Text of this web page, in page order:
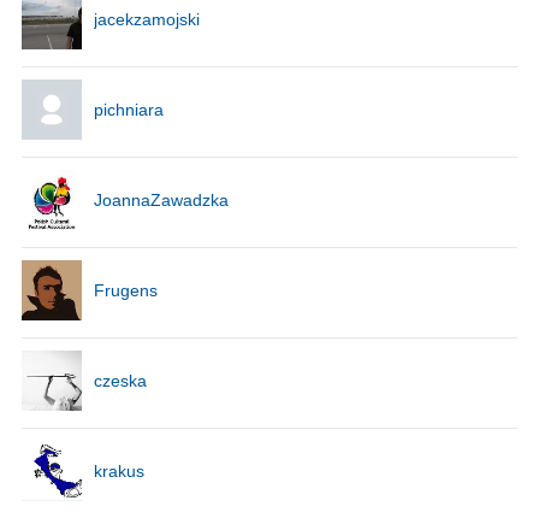
jacekzamojski
pichniara
JoannaZawadzka
Frugens
czeska
krakus